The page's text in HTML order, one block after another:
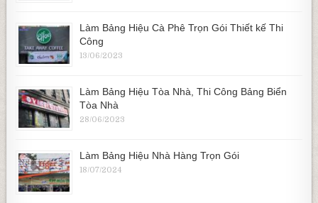
Làm Bảng Hiệu Cà Phê Trọn Gói Thiết kế Thi
Công
13/06/2023
Làm Bảng Hiệu Tòa Nhà, Thi Công Bảng Biển
Tòa Nhà
28/06/2023
Làm Bảng Hiệu Nhà Hàng Trọn Gói
18/07/2024